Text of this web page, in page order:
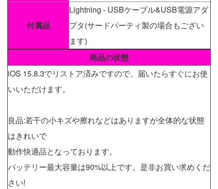
付属品
Lightning - USBケーブル&USB電源アダ
プタ(サードパーティ製の場合もござい
ます)
商品の状態
iOS 15.8.3でリストア済みですので、届いたらすぐにお使
いいただけます。
良品:若干の小キズや擦れなどはありますが全体的な状態
はきれいで
動作快適品となっております。
バッテリー最大容量は90%以上です。是非お買い求めくだ
さい!